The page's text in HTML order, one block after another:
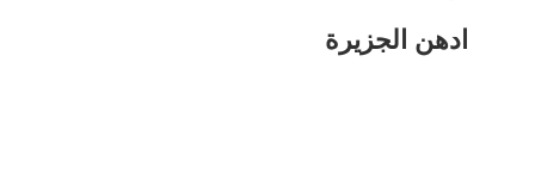
ادهن الجزيرة